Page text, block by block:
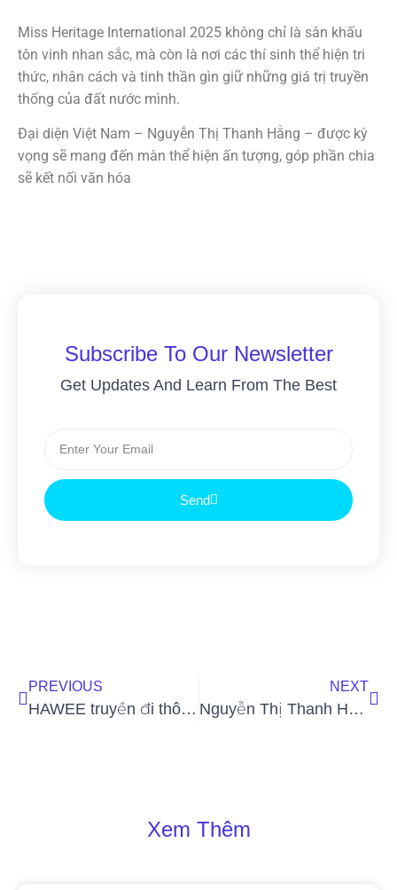
Miss Heritage International 2025 không chỉ là sân khấu
tôn vinh nhan sắc, mà còn là nơi các thí sinh thể hiện tri
thức, nhân cách và tinh thần gìn giữ những giá trị truyền
thống của đất nước mình.
Đại diện Việt Nam – Nguyễn Thị Thanh Hằng – được kỳ
vọng sẽ mang đến màn thể hiện ấn tượng, góp phần chia
sẽ kết nối văn hóa
Subscribe To Our Newsletter
Get Updates And Learn From The Best
Send
PREVIOUS
HAWEE truyền đi thông điệp ý nghĩa “Buôn có bạn – Bán có phường”
NEXT
Nguyễn Thị Thanh Hằng đăng quang Miss Heritage Petite International 2025 tại Thái Lan
Xem Thêm